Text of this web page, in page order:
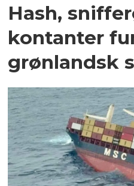
Hash,
kontanter
grønlandsk